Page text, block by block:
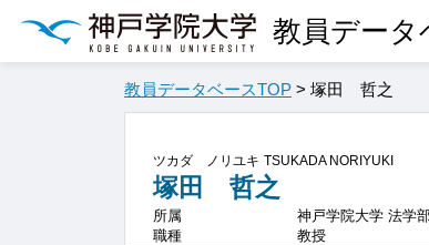
教員データ
教員データベースTOP > 塚田 哲之
ツカダ ノリユキ TSUKADA NORIYUKI
塚田 哲之
所属
神戸学院大学 法学
職種
教授